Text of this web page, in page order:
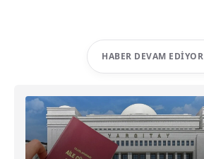
HABER DEVAM EDIYOR